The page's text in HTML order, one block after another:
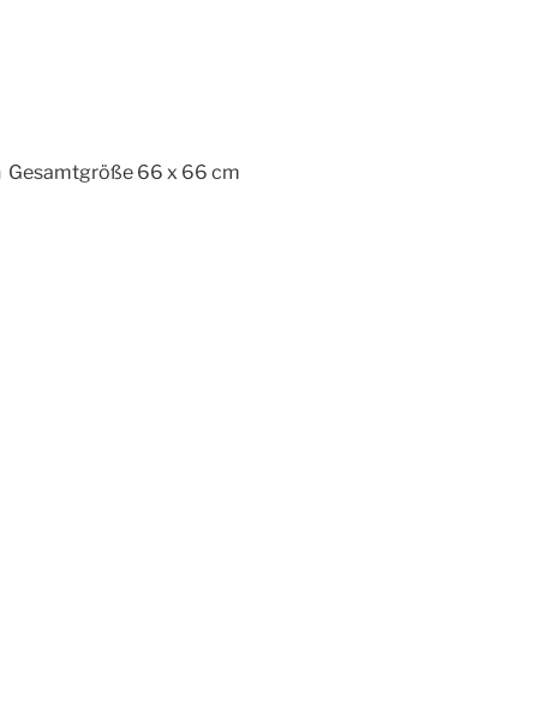
Gesamtgröße 66 x 66 cm